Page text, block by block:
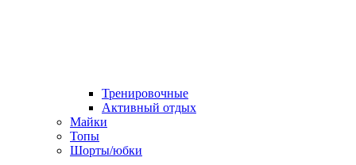
Тренировочные
Активный отдых
Майки
Топы
Шорты/юбки